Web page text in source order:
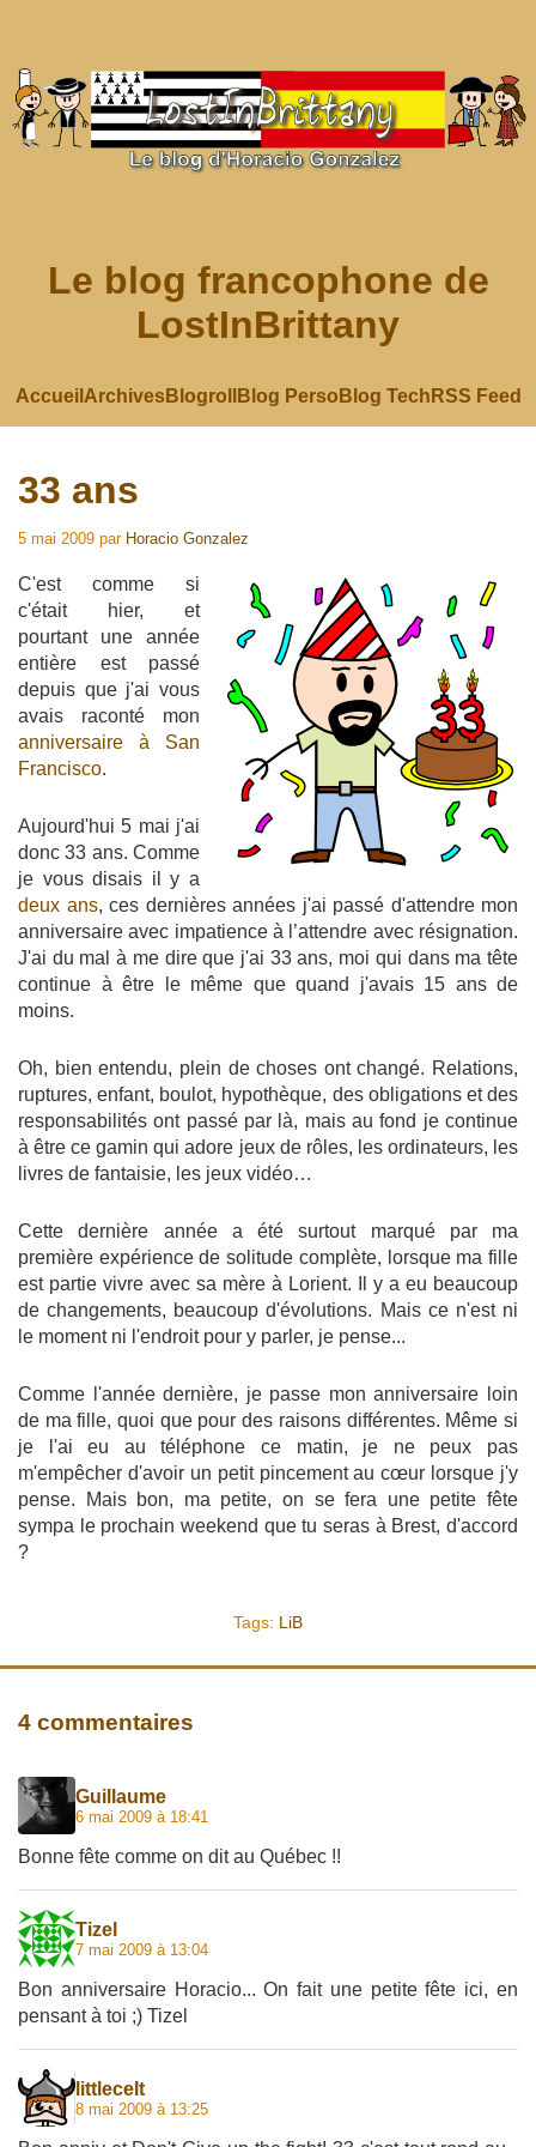
Le blog francophone de
LostInBrittany
Accueil ArchivesBlogroll Blog Perso Blog Tech RSS Feed
33 ans
5 mai 2009 par Horacio Gonzalez
C'est comme si
c'était hier, et
pourtant une année
entière est passé
depuis que j'ai vous
avais raconté mon
anniversaire à San
Francisco.
Aujourd'hui 5 mai j'ai
donc 33 ans. Comme
je vous disais il y a
deux ans, ces dernières années j'ai passé d'attendre mon
anniversaire avec impatience à l’attendre avec résignation.
J'ai du mal à me dire que j'ai 33 ans, moi qui dans ma tête
continue à être le même que quand j'avais 15 ans de
moins.
Oh, bien entendu, plein de choses ont changé. Relations,
ruptures, enfant, boulot, hypothèque, des obligations et des
responsabilités ont passé par là, mais au fond je continue
à être ce gamin qui adore jeux de rôles, les ordinateurs, les
livres de fantaisie, les jeux vidéo…
Cette dernière année a été surtout marqué par ma
première expérience de solitude complète, lorsque ma fille
est partie vivre avec sa mère à Lorient. Il y a eu beaucoup
de changements, beaucoup d'évolutions. Mais ce n'est ni
le moment ni l'endroit pour y parler, je pense...
Comme l'année dernière, je passe mon anniversaire loin
de ma fille, quoi que pour des raisons différentes. Même si
je l'ai eu au téléphone ce matin, je ne peux pas
m'empêcher d'avoir un petit pincement au cœur lorsque j'y
pense. Mais bon, ma petite, on se fera une petite fête
sympa le prochain weekend que tu seras à Brest, d'accord
?
Tags: LiB
4 commentaires
Guillaume
6 mai 2009 à 18:41
Bonne fête comme on dit au Québec !!
Tizel
7 mai 2009 à 13:04
Bon anniversaire Horacio... On fait une petite fête ici, en
pensant à toi ;) Tizel
littlecelt
8 mai 2009 à 13:25